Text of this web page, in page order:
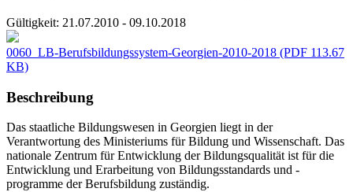
Gültigkeit: 21.07.2010 - 09.10.2018
0060_LB-Berufsbildungssystem-Georgien-2010-2018 (PDF 113.67
KB)
Beschreibung
Das staatliche Bildungswesen in Georgien liegt in der
Verantwortung des Ministeriums für Bildung und Wissenschaft. Das
nationale Zentrum für Entwicklung der Bildungsqualität ist für die
Entwicklung und Erarbeitung von Bildungsstandards und -
programme der Berufsbildung zuständig.